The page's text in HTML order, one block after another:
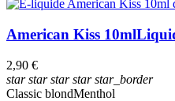
American Kiss 10ml
2,90 €
starstarstarstarstar_border
Classic blondMenthol